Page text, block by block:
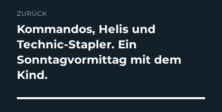
ZURÜCK
Vorheriger
Beitrag:
Kommandos, Helis und
Technic-Stapler. Ein
Sonntagvormittag mit dem
Kind.